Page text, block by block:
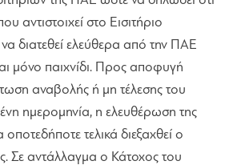
αντιστοιχεί στο Εισιτήριο
διατεθεί ελεύθερα από την ΠΑΕ
μόνο παιχνίδι. Προς αποφυγή
αναβολής ή μη τέλεσης του
ημερομηνία, η ελευθέρωση της
οποτεδήποτε τελικά διεξαχθεί ο
Σε αντάλλαγμα ο Κάτοχος του